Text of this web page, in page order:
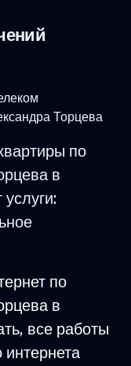
Торцева
по
в
по
в
все работы